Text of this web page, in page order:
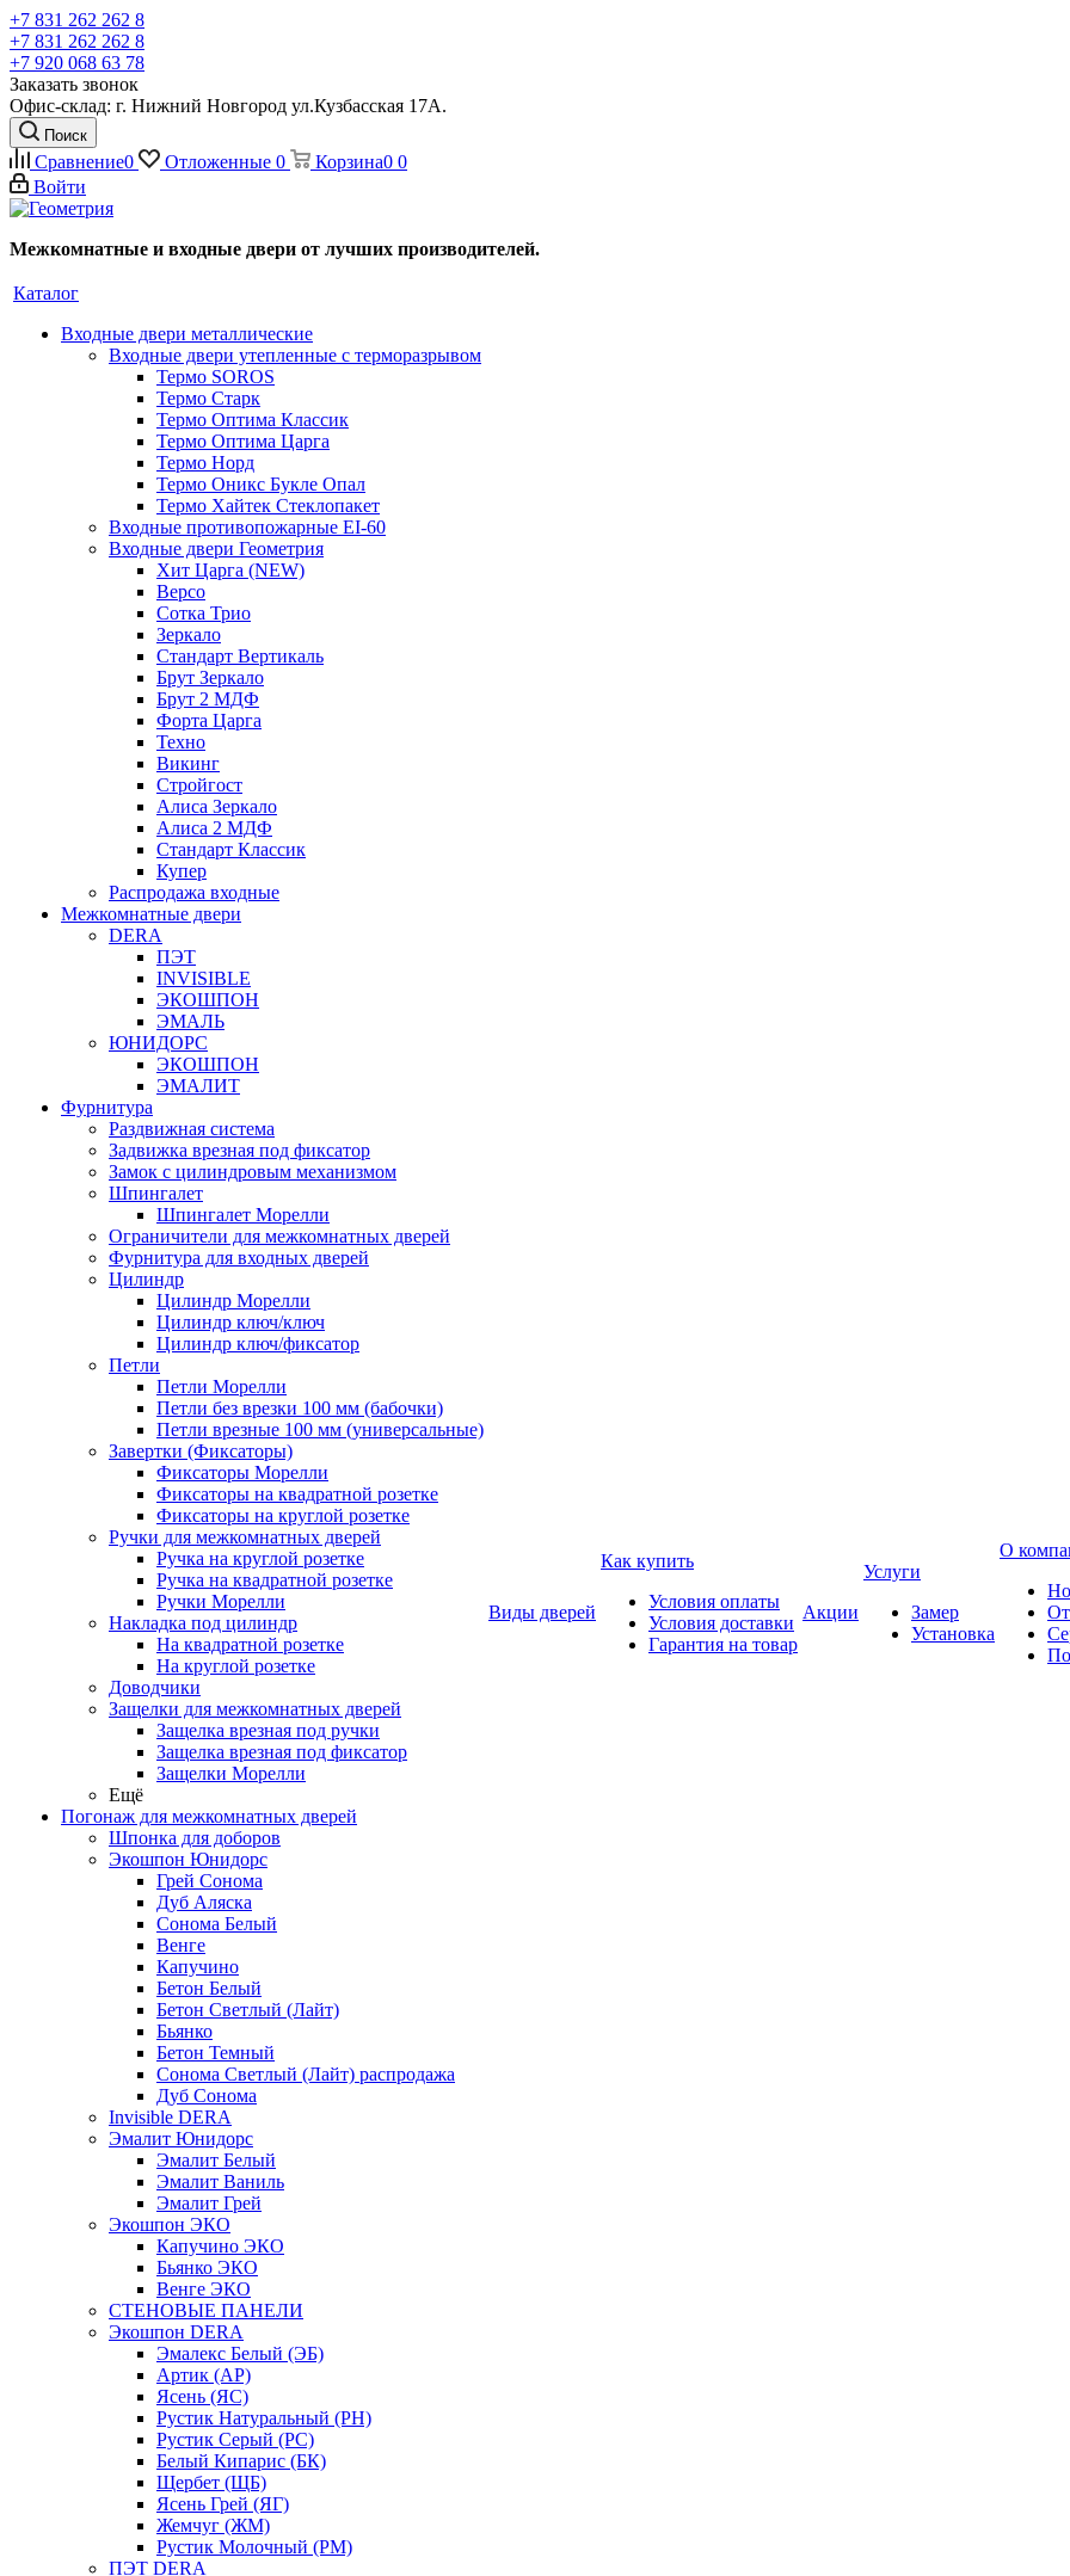
+7 831 262 262 8
+7 831 262 262 8
+7 920 068 63 78
Заказать звонок
Офис-склад: г. Нижний Новгород ул.Кузбасская 17А.
Поиск
Сравнение0 Отложенные 0 Корзина0 0
Войти
Межкомнатные и входные двери от лучших производителей.
Каталог
Входные двери металлические
Входные двери утепленные с терморазрывом
Термо SOROS
Термо Старк
Термо Оптима Классик
Термо Оптима Царга
Термо Норд
Термо Оникс Букле Опал
Термо Хайтек Стеклопакет
Входные противопожарные EI-60
Входные двери Геометрия
Хит Царга (NEW)
Версо
Сотка Трио
Зеркало
Стандарт Вертикаль
Брут Зеркало
Брут 2 МДФ
Форта Царга
Техно
Викинг
Стройгост
Алиса Зеркало
Алиса 2 МДФ
Стандарт Классик
Купер
Распродажа входные
Межкомнатные двери
DERA
ПЭТ
INVISIBLE
ЭКОШПОН
ЭМАЛЬ
ЮНИДОРС
ЭКОШПОН
ЭМАЛИТ
Фурнитура
Раздвижная система
Задвижка врезная под фиксатор
Замок с цилиндровым механизмом
Шпингалет
Шпингалет Морелли
Ограничители для межкомнатных дверей
Фурнитура для входных дверей
Цилиндр
Цилиндр Морелли
Цилиндр ключ/ключ
Цилиндр ключ/фиксатор
Петли
Петли Морелли
Петли без врезки 100 мм (бабочки)
Петли врезные 100 мм (универсальные)
Завертки (Фиксаторы)
Фиксаторы Морелли
Фиксаторы на квадратной розетке
Фиксаторы на круглой розетке
Ручки для межкомнатных дверей
Ручка на круглой розетке
Ручка на квадратной розетке
Ручки Морелли
Накладка под цилиндр
На квадратной розетке
На круглой розетке
Доводчики
Защелки для межкомнатных дверей
Защелка врезная под ручки
Защелка врезная под фиксатор
Защелки Морелли
Ещё
Погонаж для межкомнатных дверей
Шпонка для доборов
Экошпон Юнидорс
Грей Сонома
Дуб Аляска
Сонома Белый
Венге
Капучино
Бетон Белый
Бетон Светлый (Лайт)
Бьянко
Бетон Темный
Сонома Светлый (Лайт) распродажа
Дуб Сонома
Invisible DERA
Эмалит Юнидорс
Эмалит Белый
Эмалит Ваниль
Эмалит Грей
Экошпон ЭКО
Капучино ЭКО
Бьянко ЭКО
Венге ЭКО
СТЕНОВЫЕ ПАНЕЛИ
Экошпон DERA
Эмалекс Белый (ЭБ)
Артик (АР)
Ясень (ЯС)
Рустик Натуральный (РН)
Рустик Серый (РС)
Белый Кипарис (БК)
Щербет (ЩБ)
Ясень Грей (ЯГ)
Жемчуг (ЖМ)
Рустик Молочный (РМ)
ПЭТ DERA
Виды дверей
Как купить
Условия оплаты
Условия доставки
Гарантия на товар
Акции
Услуги
Замер
Установка
О